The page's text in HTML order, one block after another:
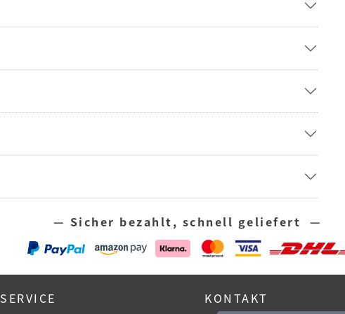
— Sicher bezahlt, schnell geliefert —
SERVICE KONTAKT